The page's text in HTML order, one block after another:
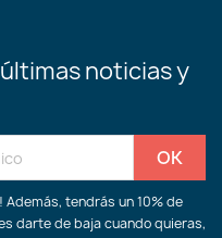
noticias y
tendrás un 10% de
darte de baja cuando quieras,